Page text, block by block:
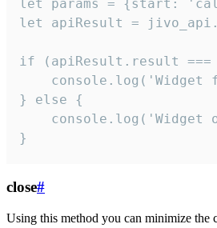
let params = {start:
let apiResult =
if (apiResult.result
console.log('Widget
} else {
console.log('Widget
}
close#
Using this method you can minimize the